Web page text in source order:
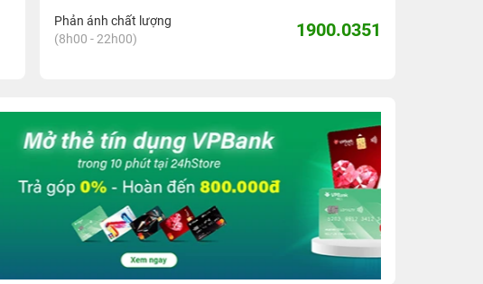
Phản ánh chất lượng
(8h00 - 22h00)
1900.0351